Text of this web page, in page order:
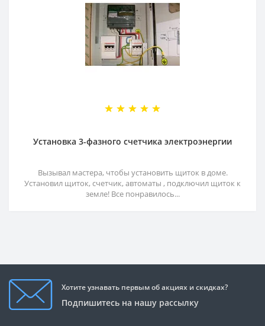
Установка 3-фазного счетчика электроэнергии
Вызывал мастера, чтобы установить щиток в доме.
Установил щиток, счетчик, автоматы , подключил щиток к
земле! Все понравилось...
Хотите узнавать первым об акциях и скидках?
Подпишитесь на нашу рассылку